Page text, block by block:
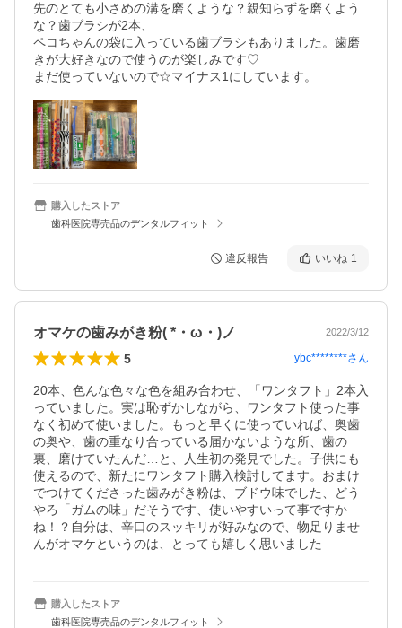
先のとても小さめの溝を磨くような？親知らずを磨くよう
な？歯ブラシが2本、
ペコちゃんの袋に入っている歯ブラシもありました。歯磨
きが大好きなので使うのが楽しみです♡
まだ使っていないので☆マイナス1にしています。
購入したストア
歯科医院専売品のデンタルフィット
違反報告 いいね 1
オマケの歯みがき粉( *・ω・)ノ 2022/3/12
5 ybc********さん
20本、色んな色々な色を組み合わせ、「ワンタフト」2本入
っていました。実は恥ずかしながら、ワンタフト使った事
なく初めて使いました。もっと早くに使っていれば、奥歯
の奥や、歯の重なり合っている届かないような所、歯の
裏、磨けていたんだ…と、人生初の発見でした。子供にも
使えるので、新たにワンタフト購入検討してます。おまけ
でつけてくださった歯みがき粉は、ブドウ味でした、どう
やろ「ガムの味」だそうです、使いやすいって事ですか
ね！？自分は、辛口のスッキリが好みなので、物足りませ
んがオマケというのは、とっても嬉しく思いました
購入したストア
歯科医院専売品のデンタルフィット